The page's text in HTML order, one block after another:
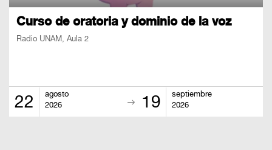
Curso de oratoria y dominio de la voz
Radio UNAM, Aula 2
22
agosto
2026
19
septiembre
2026